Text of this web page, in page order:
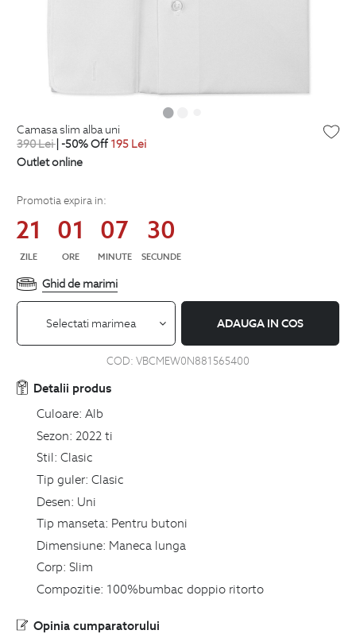
camasa slim alba uni
390Lei| -50% Off 195 Lei
Outlet online
Promotia expira in:
21
ZILE
01
ORE
07
MINUTE
30
SECUNDE
Ghid de marimi
Selectati marimea ADAUGA IN COS
COD: VBCMEW0N881565400
Detalii produs
Culoare: Alb
Sezon: 2022 ti
Stil: Clasic
Tip guler: Clasic
Desen: Uni
Tip manseta: Pentru butoni
Dimensiune: Maneca lunga
Corp: Slim
Compozitie: 100%bumbac doppio ritorto
Opinia cumparatorului